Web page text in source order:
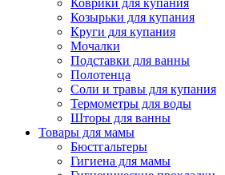
Коврики для купания
Козырьки для купания
Круги для купания
Мочалки
Подставки для ванны
Полотенца
Соли и травы для купания
Термометры для воды
Шторы для ванны
Товары для мамы
Бюстгальтеры
Гигиена для мамы